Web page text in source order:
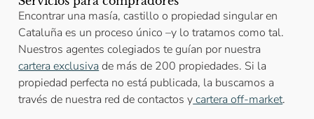
Encontrar una masía, castillo o propiedad singular en
Cataluña es un proceso único –y lo tratamos como tal.
Nuestros agentes colegiados te guían por nuestra
cartera exclusiva de más de 200 propiedades. Si la
propiedad perfecta no está publicada, la buscamos a
través de nuestra red de contactos ycartera off-market.